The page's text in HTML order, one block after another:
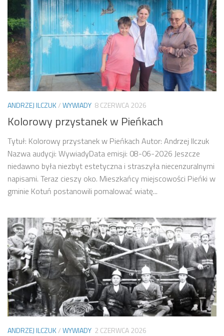
ANDRZEJ ILCZUK/WYWIADY 8 CZERWCA 2026
Kolorowy przystanek w Pieńkach
Tytuł: Kolorowy przystanek w Pieńkach Autor: Andrzej Ilczuk
Nazwa audycji: WywiadyData emisji: 08-06-2026 Jeszcze
niedawno była niezbyt estetyczna i straszyła niecenzuralnymi
napisami. Teraz cieszy oko. Mieszkańcy miejscowości Pieńki w
gminie Kotuń postanowili pomalować wiatę...
ANDRZEJ ILCZUK/WYWIADY 2 CZERWCA 2026